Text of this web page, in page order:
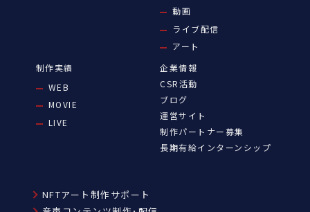
動画
ライブ配信
アート
制作実績
WEB
MOVIE
LIVE
企業情報
CSR活動
ブログ
運営サイト
制作パートナー募集
長期有給インターンシップ
NFTアート制作サポート